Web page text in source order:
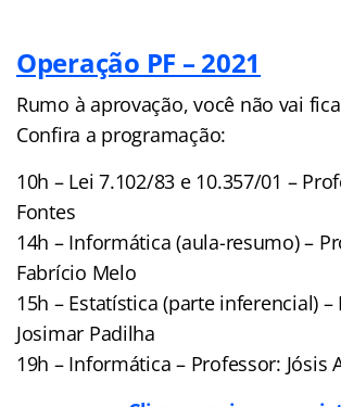
Operação PF – 2021
Rumo à aprovação, você não vai
Confira a programação:
10h – Lei 7.102/83 e 10.357/01 –
Fontes
14h – Informática (aula-resumo) –
Fabrício Melo
15h – Estatística (parte inferencial) –
Josimar Padilha
19h – Informática – Professor: Jósis